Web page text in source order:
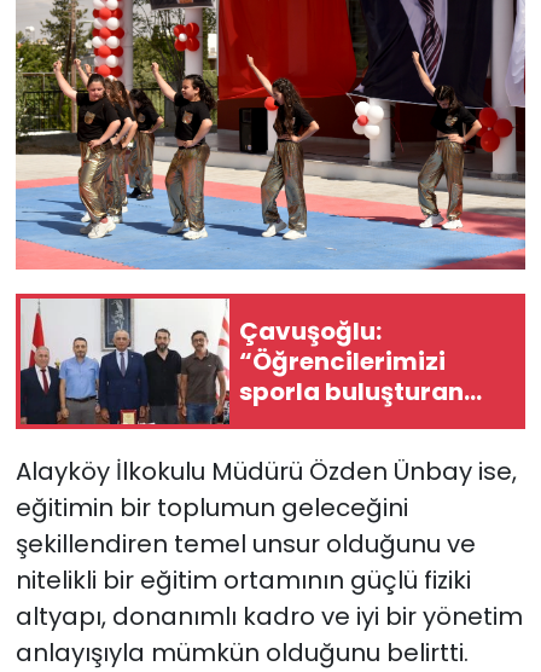
Çavuşoğlu:
“Öğrencilerimizi
sporla buluşturan
çalışmaları
desteklemeye devam
edeceğiz”
Alayköy İlkokulu Müdürü Özden Ünbay ise,
eğitimin bir toplumun geleceğini
şekillendiren temel unsur olduğunu ve
nitelikli bir eğitim ortamının güçlü fiziki
altyapı, donanımlı kadro ve iyi bir yönetim
anlayışıyla mümkün olduğunu belirtti.